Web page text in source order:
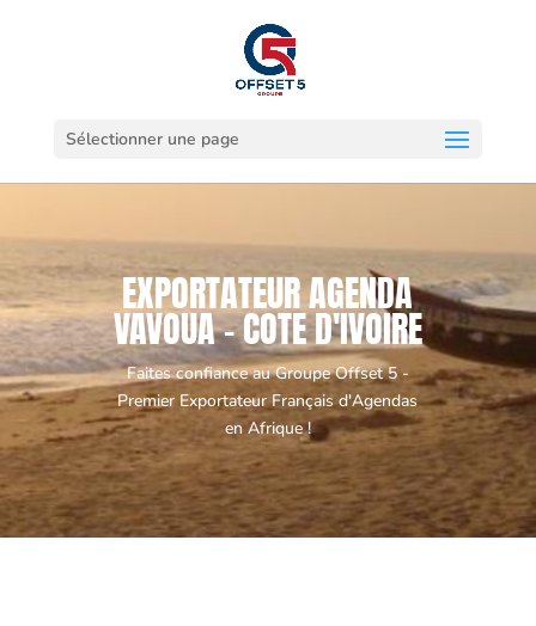
Sélectionner une page
EXPORTATEUR AGENDA
VAVOUA - COTE D'IVOIRE
Faites confiance au Groupe Offset 5 -
Premier Exportateur Français d'Agendas
en Afrique !